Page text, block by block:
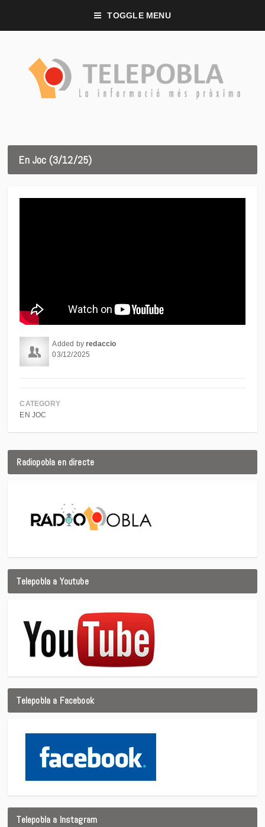
TOGGLE MENU
En Joc (3/12/25)
Added byredaccio
03/12/2025
CATEGORY
EN JOC
Radiopobla en directe
Telepobla a Youtube
Telepobla a Facebook
Telepobla a Instagram